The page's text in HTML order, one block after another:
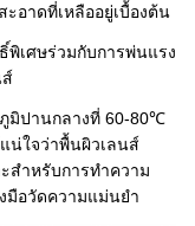
อาดที่เหลืออยู่เบื้องต้น
พิเศษร่วมกับการพ่นแรง
มิปานกลางที่ 60-80℃
น่ใจว่าพื้นผิวเลนส์
สำหรับการทำความ
มือวัดความแม่นยำ